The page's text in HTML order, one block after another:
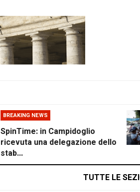
BREAKING NEWS
SpinTime: in Campidoglio
ricevuta una delegazione dello
stab...
TUTTE LE